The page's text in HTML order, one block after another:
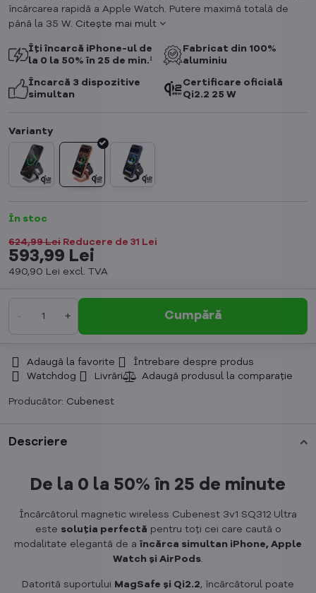
încărcarea rapidă a Apple Watch. Putere maximă totală de
până la 35 W. Citește mai mult
Îți încarcă iPhone-ul de
la 0 la 50% în 25 de min.¹
Fabricat din 100%
aluminiu
Încarcă 3 dispozitive
simultan
Certificare oficială
Qi2.2 25 W
În stoc
624,99 Lei Reducere de 31 Lei
593,99 Lei
490,90 Lei excl. TVA
Cumpără
Adaugă la favorite
Întrebare despre produs
Watchdog
Livrări
Producător: Cubenest
Descriere
De la 0 la 50% în 25 de minute
Încărcătorul magnetic wireless Cubenest 3v1 SQ312 Ultra
este soluția perfectă pentru toți cei care caută o
modalitate elegantă de a încărca simultan iPhone, Apple
Watch și AirPods.
Datorită suportului MagSafe și Qi2.2, încărcătorul poate